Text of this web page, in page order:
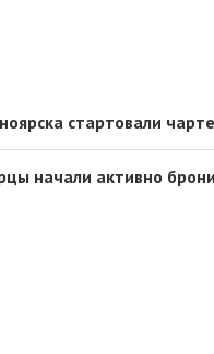
стартовали
начали активно